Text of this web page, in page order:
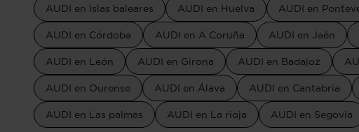
AUDI en Islas baleares AUDI en Huelva AUDI en
AUDI en Córdoba AUDI en A Coruña AUDI en Jaén
AUDI en León AUDI en Girona AUDI en Badajoz
AUDI en Ourense AUDI en Álava AUDI en Cantabria
AUDI en Las palmas AUDI en La rioja AUDI en Segovia